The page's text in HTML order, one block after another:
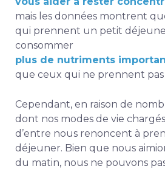
mais les données montrent
qui prennent un petit
consommer
plus de nutriments
que ceux qui ne prennent
Cependant, en raison de
dont nos modes de vie
d’entre nous renoncent à
déjeuner. Bien que nous
du matin, nous ne pouvons